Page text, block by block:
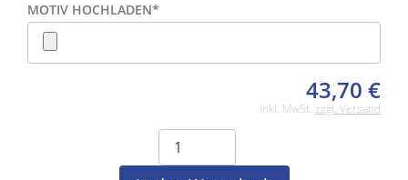
MOTIV HOCHLADEN*
43,70 €
inkl. MwSt. zzgl. Versand